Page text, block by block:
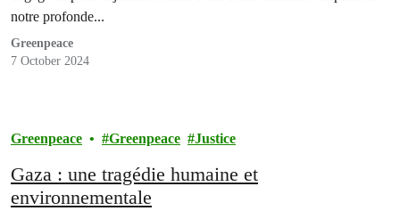
notre profonde...
Greenpeace
7 October 2024
Greenpeace Greenpeace Justice
Gaza : une tragédie humaine et
environnementale